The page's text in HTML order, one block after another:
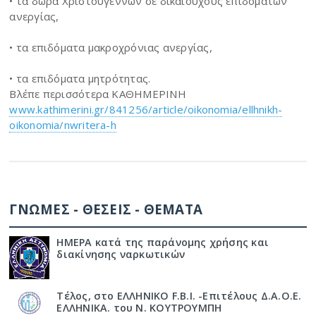
ανεργίας,
• τα επιδόματα μακροχρόνιας ανεργίας,
• τα επιδόματα μητρότητας.
Βλέπε περισσότερα ΚΑΘΗΜΕΡΙΝΗ
www.kathimerini.gr/841256/article/oikonomia/ellhnikh-
oikonomia/nwritera-h
ΓΝΩΜΕΣ - ΘΕΣΕΙΣ - ΘΕΜΑΤΑ
ΗΜΕΡΑ κατά της παράνομης χρήσης και
διακίνησης ναρκωτικών
Τέλος, στο ΕΛΛΗΝΙΚΟ F.B.I. -Επιτέλους Δ.Α.Ο.Ε.
ΕΛΛΗΝΙΚΑ. του Ν. ΚΟΥΤΡΟΥΜΠΗ